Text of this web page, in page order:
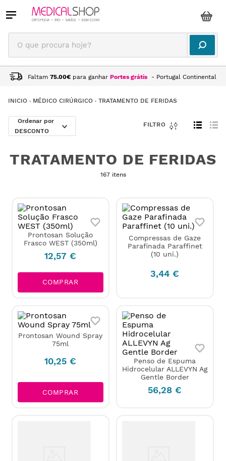
O que procura hoje?
Faltam 75.00€ para ganhar Portes grátis - Portugal Continental
MÉDICO CIRÚRGICO TRATAMENTO DE FERIDAS
DESCONTO
TRATAMENTO DE FERIDAS
167 itens
Prontosan Solução
Frasco WEST (350ml)
12,57 €
COMPRAR
Compressas de Gaze
Parafinada Paraffinet
(10 uni.)
3,44 €
Prontosan Wound Spray
75ml
10,25 €
COMPRAR
Penso de Espuma
Hidrocelular ALLEVYN Ag
Gentle Border
56,28 €